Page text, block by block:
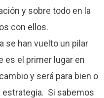
y sobre todo en la
con ellos.
se han vuelto un pilar
es el primer lugar en
y será para bien o
estrategia. Si sabemos